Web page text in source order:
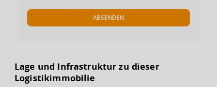
ABSENDEN
Lage und Infrastruktur zu dieser
Logistikimmobilie